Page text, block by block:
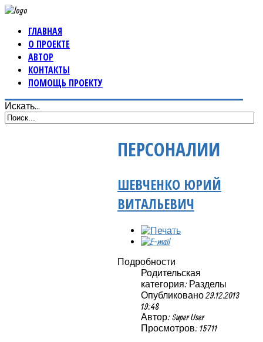
ГЛАВНАЯ
О ПРОЕКТЕ
АВТОР
КОНТАКТЫ
ПОМОЩЬ ПРОЕКТУ
Искать...
ПЕРСОНАЛИИ
ШЕВЧЕНКО ЮРИЙ
ВИТАЛЬЕВИЧ
Подробности
Родительская
категория: Разделы
Опубликовано 29.12.2013
19:48
Автор: Super User
Просмотров: 15711